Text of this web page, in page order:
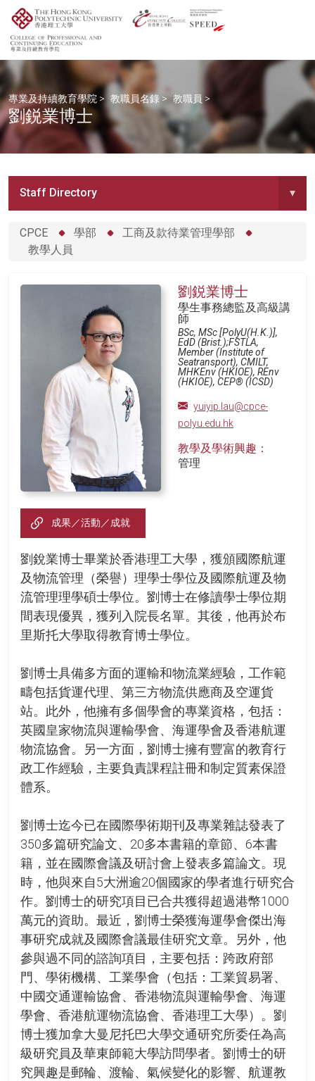
專業及持續教育學院 > 教職員名錄 > 教職員 >
劉鋭業博士
Staff Directory ▾
CPCE 學部
工商及款待業管理學部
教學人員
劉鋭業博士
學生事務總監及高級講
師
BSc, MSc [PolyU(H.K.)],
EdD (Brist.);FSTLA,
Member (Institute of
Seatransport), CMILT,
MHKEnv (HKIOE), REnv
(HKIOE), CEP® (ICSD)
yuiyip.lau@cpce-
polyu.edu.hk
教學及學術興趣：
管理
成果／活動／成就
劉銳業博士畢業於香港理工大學，獲頒國際航運
及物流管理（榮譽）理學士學位及國際航運及物
流管理理學碩士學位。劉博士在修讀學士學位期
間表現優異，獲列入院長名單。其後，他再於布
里斯托大學取得教育博士學位。
劉博士具備多方面的運輸和物流業經驗，工作範
疇包括貨運代理、第三方物流供應商及空運貨
站。此外，他擁有多個學會的專業資格，包括：
英國皇家物流與運輸學會、海運學會及香港航運
物流協會。另一方面，劉博士擁有豐富的教育行
政工作經驗，主要負責課程註冊和制定質素保證
體系。
劉博士迄今已在國際學術期刊及專業雜誌發表了
350多篇研究論文、20多本書籍的章節、6本書
籍，並在國際會議及研討會上發表多篇論文。現
時，他與來自5大洲逾20個國家的學者進行研究合
作。劉博士的研究項目已合共獲得超過港幣1000
萬元的資助。最近，劉博士榮獲海運學會傑出海
事研究成就及國際會議最佳研究文章。另外，他
參與過不同的諮詢項目，主要包括：跨政府部
門、學術機構、工業學會（包括：工業貿易署、
中國交通運輸協會、香港物流與運輸學會、海運
學會、香港航運物流協會、香港理工大學）。劉
博士獲加拿大曼尼托巴大學交通研究所委任為高
級研究員及華東師範大學訪問學者。劉博士的研
究興趣是郵輪、渡輪、氣候變化的影響、航運教